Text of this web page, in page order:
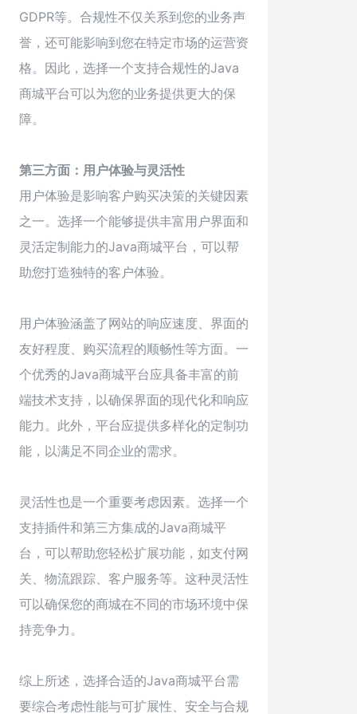
GDPR等。合规性不仅关系到您的业务声
誉，还可能影响到您在特定市场的运营资
格。因此，选择一个支持合规性的Java
商城平台可以为您的业务提供更大的保
障。
第三方面：用户体验与灵活性
用户体验是影响客户购买决策的关键因素
之一。选择一个能够提供丰富用户界面和
灵活定制能力的Java商城平台，可以帮
助您打造独特的客户体验。
用户体验涵盖了网站的响应速度、界面的
友好程度、购买流程的顺畅性等方面。一
个优秀的Java商城平台应具备丰富的前
端技术支持，以确保界面的现代化和响应
能力。此外，平台应提供多样化的定制功
能，以满足不同企业的需求。
灵活性也是一个重要考虑因素。选择一个
支持插件和第三方集成的Java商城平
台，可以帮助您轻松扩展功能，如支付网
关、物流跟踪、客户服务等。这种灵活性
可以确保您的商城在不同的市场环境中保
持竞争力。
综上所述，选择合适的Java商城平台需
要综合考虑性能与可扩展性、安全与合规